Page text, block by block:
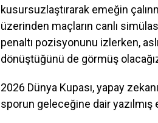
kusursuzlaştırarak emeğin
üzerinden maçların canlı
penaltı pozisyonunu izlerken,
dönüştüğünü de görmüş
2026 Dünya Kupası, yapay
sporun geleceğine dair